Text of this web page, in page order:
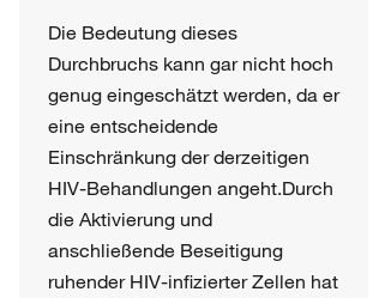
Die Bedeutung dieses
Durchbruchs kann gar nicht hoch
genug eingeschätzt werden, da er
eine entscheidende
Einschränkung der derzeitigen
HIV-Behandlungen angeht.Durch
die Aktivierung und
anschließende Beseitigung
ruhender HIV-infizierter Zellen hat